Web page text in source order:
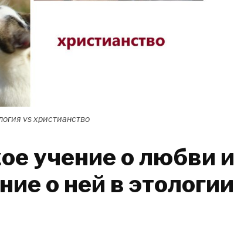
vs христианство
учение о любви и
о ней в этологии